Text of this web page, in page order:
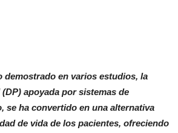
demostrado en varios estudios, la
apoyada por sistemas de
se ha convertido en una alternativa
de vida de los pacientes, ofreciendo